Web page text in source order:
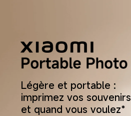
Légère et portable :
imprimez vos
et quand vous voulez*